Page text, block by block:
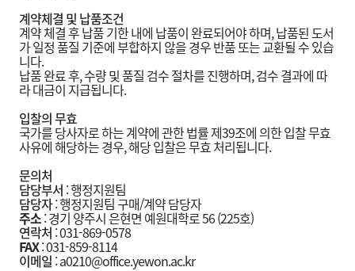
계약체결 및 납품조건
계약 체결 후 납품 기한 내에 납품이 완료되어야 하며, 납품된 도서
가 일정 품질 기준에 부합하지 않을 경우 반품 또는 교환될 수 있습
니다.
납품 완료 후, 수량 및 품질 검수 절차를 진행하며, 검수 결과에 따
라 대금이 지급됩니다.
입찰의 무효
국가를 당사자로 하는 계약에 관한 법률 제39조에 의한 입찰 무효
사유에 해당하는 경우, 해당 입찰은 무효 처리됩니다.
문의처
담당부서 : 행정지원팀
담당자: 행정지원팀 구매/계약 담당자
주소: 경기 양주시 은현면 예원대학로 56 (225호)
연락처 : 031-869-0578
FAX: 031-859-8114
이메일 : a0210@office.yewon.ac.kr